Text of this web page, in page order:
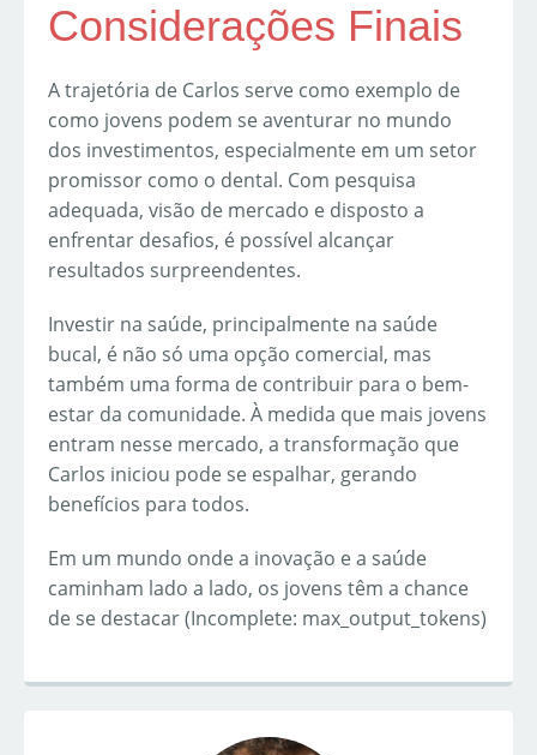
Considerações Finais
A trajetória de Carlos serve como exemplo de
como jovens podem se aventurar no mundo
dos investimentos, especialmente em um setor
promissor como o dental. Com pesquisa
adequada, visão de mercado e disposto a
enfrentar desafios, é possível alcançar
resultados surpreendentes.
Investir na saúde, principalmente na saúde
bucal, é não só uma opção comercial, mas
também uma forma de contribuir para o bem-
estar da comunidade. À medida que mais jovens
entram nesse mercado, a transformação que
Carlos iniciou pode se espalhar, gerando
benefícios para todos.
Em um mundo onde a inovação e a saúde
caminham lado a lado, os jovens têm a chance
de se destacar (Incomplete: max_output_tokens)